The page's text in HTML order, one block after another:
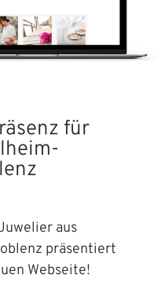
für
aus
präsentiert
Webseite!